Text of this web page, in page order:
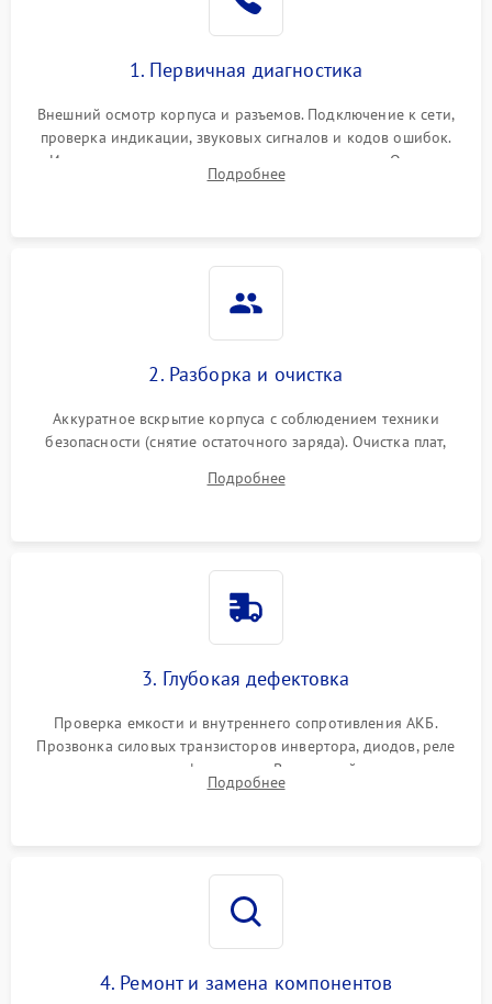
1. Первичная диагностика
Внешний осмотр корпуса и разъемов. Подключение к сети,
проверка индикации, звуковых сигналов и кодов ошибок.
Измерение входного и выходного напряжения. Оценка
реакции ИБП на отключение основного питания без
Подробнее
2. Разборка и очистка
Аккуратное вскрытие корпуса с соблюдением техники
безопасности (снятие остаточного заряда). Очистка плат,
и кистей для предотвращения перегрева и замыканий.
Подробнее
3. Глубокая дефектовка
Проверка емкости и внутреннего сопротивления АКБ.
Прозвонка силовых транзисторов инвертора, диодов, реле
переключения и трансформатора. Визуальный поиск вздутых
конденсаторов и прогаров на печатной плате.
Подробнее
4. Ремонт и замена компонентов